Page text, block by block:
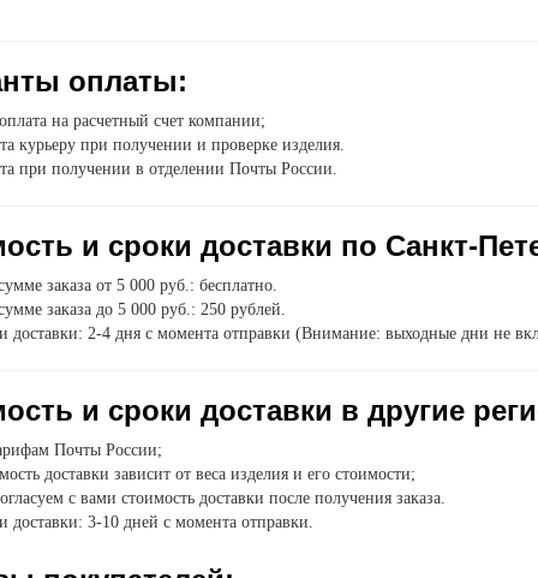
оплаты:
на расчетный счет компании;
курьеру при получении и проверке изделия.
при получении в отделении Почты России.
и сроки доставки по Санкт-
заказа от 5 000 руб.: бесплатно.
заказа до 5 000 руб.: 250 рублей.
доставки: 2-4 дня с момента отправки (Внимание: выходные дни не
и сроки доставки в другие
Почты России;
доставки зависит от веса изделия и его стоимости;
с вами стоимость доставки после получения заказа.
доставки: 3-10 дней с момента отправки.